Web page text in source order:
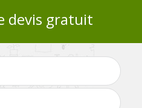
devis gratuit